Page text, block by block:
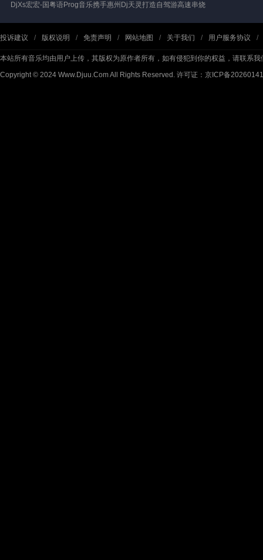
DjXs宏宏-国粤语Prog音乐携手惠州Dj天灵打造自驾游高速串烧
投诉建议 / 版权说明 / 免责声明 / 网站地图 / 关于我们 / 用户服务协议 /
本站所有音乐均由用户上传，其版权为原作者所有，如有侵犯到你的权益，请联系我
Copyright © 2024 Www.Djuu.Com All Rights Reserved. 许可证：京ICP备